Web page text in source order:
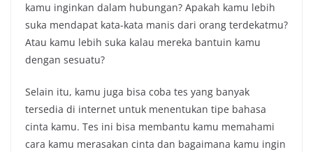
kamu inginkan dalam hubungan? Apakah kamu lebih
suka mendapat kata-kata manis dari orang terdekatmu?
Atau kamu lebih suka kalau mereka bantuin kamu
dengan sesuatu?
Selain itu, kamu juga bisa coba tes yang banyak
tersedia di internet untuk menentukan tipe bahasa
cinta kamu. Tes ini bisa membantu kamu memahami
cara kamu merasakan cinta dan bagaimana kamu ingin